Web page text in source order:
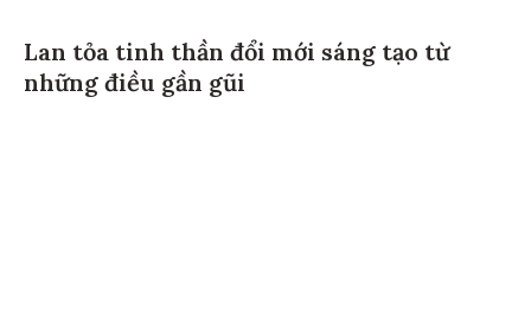
Lan tỏa tinh thần đổi mới sáng tạo từ
những điều gần gũi